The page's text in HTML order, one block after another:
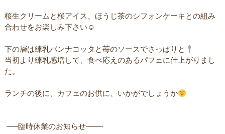
桜生クリームと桜アイス、ほうじ茶のシフォンケーキとの組み
合わせをお楽しみ下さい☺︎ㅤ
下の層は練乳パンナコッタと苺のソースでさっぱりと
当初より練乳感増して、食べ応えのあるパフェに仕上がりまし
た。
ㅤランチの後に、カフェのお供に、いかがでしょうか
ㅤ —–臨時休業のお知らせ——-